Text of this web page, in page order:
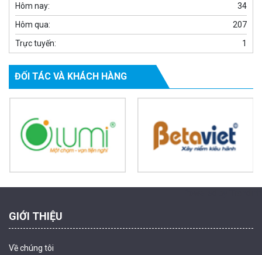
1.939.000 đ 1.080.000 đ
34
Hôm nay:
207
Hôm qua:
1
Trực tuyến:
ĐỐI TÁC VÀ KHÁCH HÀNG
GIỚI THIỆU
Về chúng tôi